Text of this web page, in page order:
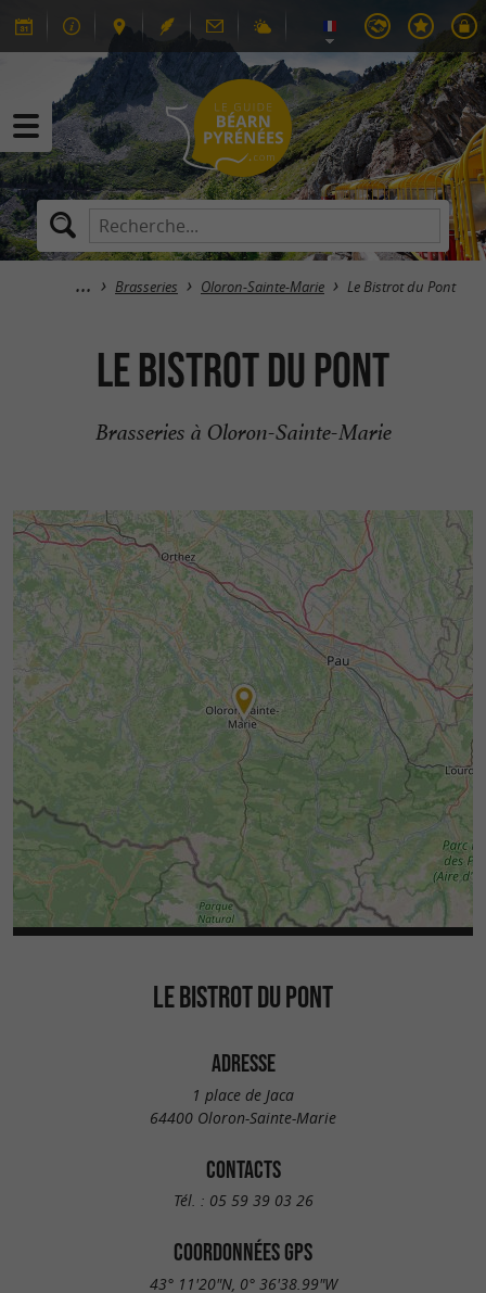
Brasseries Oloron-Sainte-Marie Le Bistrot du Pont
Le Bistrot du Pont
Brasseries à Oloron-Sainte-Marie
LE BISTROT DU PONT
ADRESSE
1 place de Jaca
64400 Oloron-Sainte-Marie
CONTACTS
Tél. : 05 59 39 03 26
COORDONNÉES GPS
43° 11'20"N, 0° 36'38.99"W